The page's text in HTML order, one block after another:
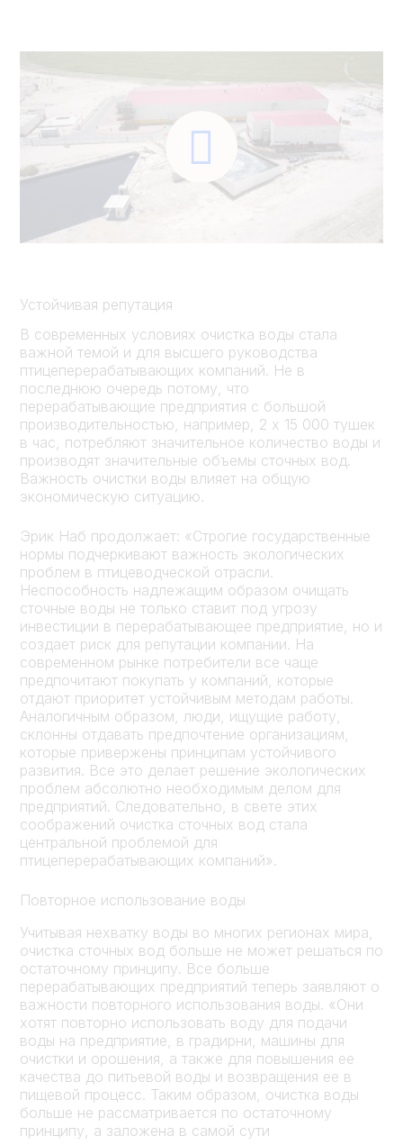
Устойчивая репутация
В современных условиях очистка воды стала
важной темой и для высшего руководства
птицеперерабатывающих компаний. Не в
последнюю очередь потому, что
перерабатывающие предприятия с большой
производительностью, например, 2 x 15 000 тушек
в час, потребляют значительное количество воды и
производят значительные объемы сточных вод.
Важность очистки воды влияет на общую
экономическую ситуацию.
Эрик Наб продолжает: «Строгие государственные
нормы подчеркивают важность экологических
проблем в птицеводческой отрасли.
Неспособность надлежащим образом очищать
сточные воды не только ставит под угрозу
инвестиции в перерабатывающее предприятие, но и
создает риск для репутации компании. На
современном рынке потребители все чаще
предпочитают покупать у компаний, которые
отдают приоритет устойчивым методам работы.
Аналогичным образом, люди, ищущие работу,
склонны отдавать предпочтение организациям,
которые привержены принципам устойчивого
развития. Все это делает решение экологических
проблем абсолютно необходимым делом для
предприятий. Следовательно, в свете этих
соображений очистка сточных вод стала
центральной проблемой для
птицеперерабатывающих компаний».
Повторное использование воды
Учитывая нехватку воды во многих регионах мира,
очистка сточных вод больше не может решаться по
остаточному принципу. Все больше
перерабатывающих предприятий теперь заявляют о
важности повторного использования воды. «Они
хотят повторно использовать воду для подачи
воды на предприятие, в градирни, машины для
очистки и орошения, а также для повышения ее
качества до питьевой воды и возвращения ее в
пищевой процесс. Таким образом, очистка воды
больше не рассматривается по остаточному
принципу, а заложена в самой сути